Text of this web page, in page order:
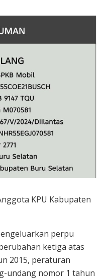
KPU Kabupaten
perpu
ketiga atas
2015, peraturan
undang nomor 1 tahun